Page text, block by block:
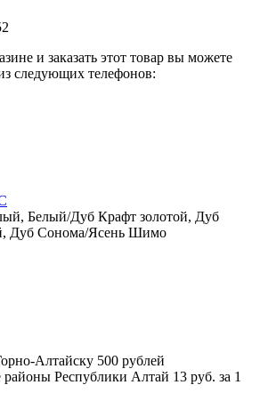
и заказать этот товар вы можете
следующих телефонов:
Белый/Дуб Крафт золотой, Дуб
Дуб Сонома/Ясень Шимо
Алтайску 500 рублей
районы Республики Алтай 13 руб. за 1